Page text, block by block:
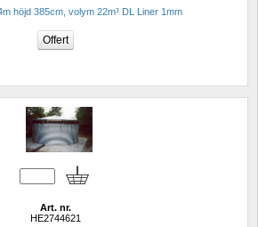
höjd 385cm, volym 22m³ DL Liner 1mm
Art. nr.
HE2744621